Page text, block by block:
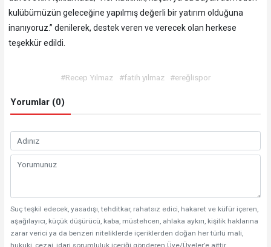
kulübümüzün geleceğine yapılmış değerli bir yatırım olduğuna
inanıyoruz.” denilerek, destek veren ve verecek olan herkese
teşekkür edildi.
#Recep Yılmaz #fatih yılmaz #ereğlispor
Yorumlar (0)
Suç teşkil edecek, yasadışı, tehditkar, rahatsız edici, hakaret ve küfür içeren,
aşağılayıcı, küçük düşürücü, kaba, müstehcen, ahlaka aykırı, kişilik haklarına
zarar verici ya da benzeri niteliklerde içeriklerden doğan her türlü mali,
hukuki, cezai, idari sorumluluk içeriği gönderen Üye/Üyeler’e aittir.